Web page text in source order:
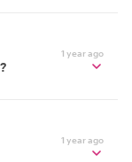
1 year ago
1 year ago